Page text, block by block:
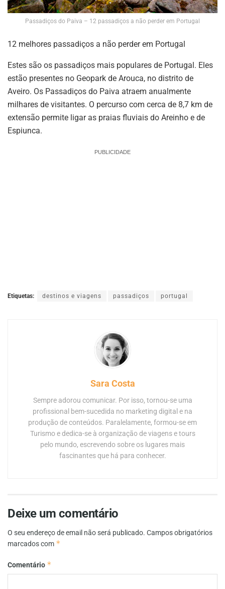
Passadiços do Paiva – 12 passadiços a não perder em Portugal
12 melhores passadiços a não perder em Portugal
Estes são os passadiços mais populares de Portugal. Eles
estão presentes no Geopark de Arouca, no distrito de
Aveiro. Os Passadiços do Paiva atraem anualmente
milhares de visitantes. O percurso com cerca de 8,7 km de
extensão permite ligar as praias fluviais do Areinho e de
Espiunca.
PUBLICIDADE
Etiquetas: destinos e viagens passadiços portugal
Sara Costa
Sempre adorou comunicar. Por isso, tornou-se uma
profissional bem-sucedida no marketing digital e na
produção de conteúdos. Paralelamente, formou-se em
Turismo e dedica-se à organização de viagens e tours
pelo mundo, escrevendo sobre os lugares mais
fascinantes que há para conhecer.
Deixe um comentário
O seu endereço de email não será publicado. Campos obrigatórios
marcados com *
Comentário *